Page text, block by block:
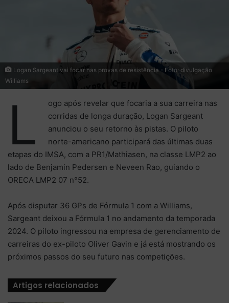
Logan Sargeant vai focar nas provas de resistência - Foto: divulgação
Williams
L
ogo após revelar que focaria a sua carreira nas
corridas de longa duração, Logan Sargeant
anunciou o seu retorno às pistas. O piloto
norte-americano participará das últimas duas
etapas do IMSA, com a PR1/Mathiasen, na classe LMP2 ao
lado de Benjamin Pedersen e Neveen Rao, guiando o
ORECA LMP2 07 n°52.
Após disputar 36 GPs de Fórmula 1 com a Williams,
Sargeant deixou a Fórmula 1 no andamento da temporada
2024. O piloto ingressou na empresa de gerenciamento de
carreiras do ex-piloto Oliver Gavin e já está mostrando os
próximos passos do seu futuro nas competições.
Artigos relacionados